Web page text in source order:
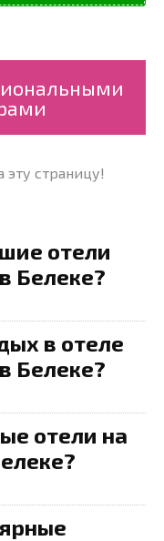
эту страницу!
отели
Белеке?
Гостей
в отеле
Белеке?
отели на